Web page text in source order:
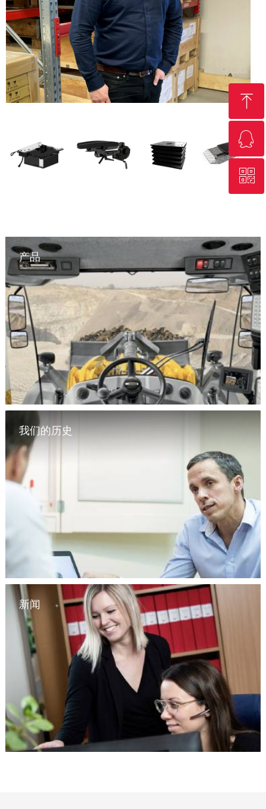
探索我们的人体工程学产品系列
产品
从一开始就注重人体工程学，阅读更多关于这一切是如何开始
的。
我们的历史
新闻
ꁸ
回到顶部
ꁗ
QQ客服
ꀥ